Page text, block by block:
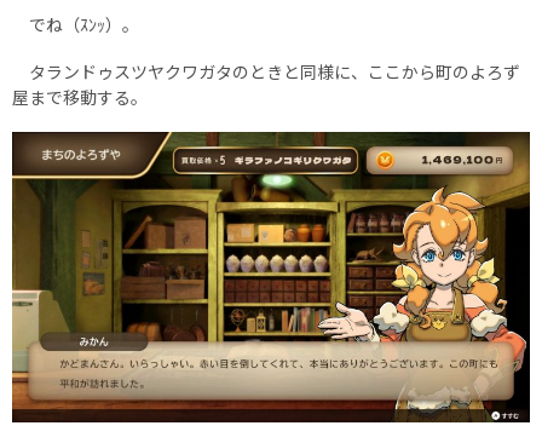
でね（ｽﾝｯ）。
タランドゥスツヤクワガタのときと同様に、ここから町のよろず
屋まで移動する。